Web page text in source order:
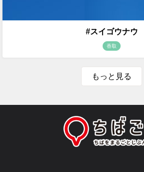
#スイゴウナウ
香取
もっと見る